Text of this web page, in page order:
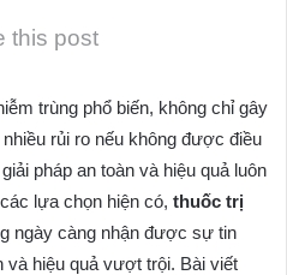
this post
trùng phổ biến, không chỉ gây
rủi ro nếu không được điều
pháp an toàn và hiệu quả luôn
lựa chọn hiện có, thuốc trị
ngày càng nhận được sự tin
hiệu quả vượt trội. Bài viết